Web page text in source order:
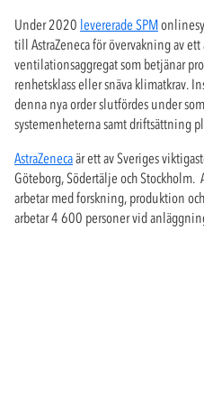
Under 2020 levererade SPM
till AstraZeneca för övervakning av
ventilationsaggregat som betjänar
renhetsklass eller snäva klimatkrav.
denna nya order slutfördes under
systemenheterna samt driftsättning
AstraZenecaär ett av Sveriges
Göteborg, Södertälje och Stockholm.
arbetar med forskning, produktion
arbetar 4 600 personer vid